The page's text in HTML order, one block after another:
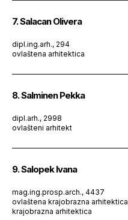
7. Salacan Olivera
dipl.ing.arh., 294
ovlaštena arhitektica
8. Salminen Pekka
dipl.arh., 2998
ovlašteni arhitekt
9. Salopek Ivana
mag.ing.prosp.arch., 4437
ovlaštena krajobrazna arhitektica
krajobrazna arhitektica